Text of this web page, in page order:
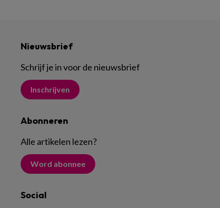
Nieuwsbrief
Schrijf je in voor de nieuwsbrief
Inschrijven
Abonneren
Alle artikelen lezen?
Word abonnee
Social